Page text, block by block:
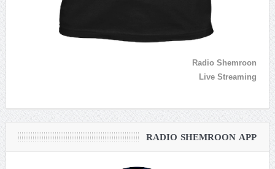
Radio Shemroon
Live Streaming
RADIO SHEMROON APP